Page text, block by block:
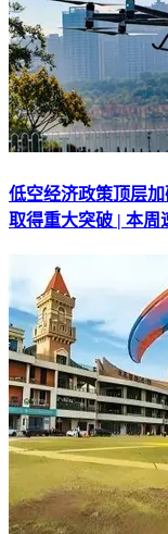
低空经济政策顶层
取得重大突破 | 本周